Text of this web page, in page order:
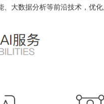
、大数据分析等前沿技术，优